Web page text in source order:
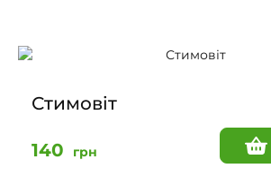
Стимовіт
140 грн